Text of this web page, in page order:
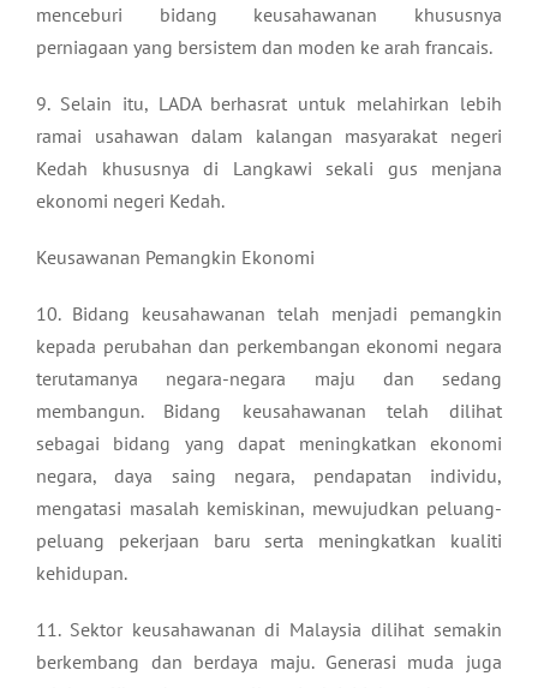
menceburi bidang keusahawanan khususnya
perniagaan yang bersistem dan moden ke arah francais.
9. Selain itu, LADA berhasrat untuk melahirkan lebih
ramai usahawan dalam kalangan masyarakat negeri
Kedah khususnya di Langkawi sekali gus menjana
ekonomi negeri Kedah.
Keusawanan Pemangkin Ekonomi
10. Bidang keusahawanan telah menjadi pemangkin
kepada perubahan dan perkembangan ekonomi negara
terutamanya negara-negara maju dan sedang
membangun. Bidang keusahawanan telah dilihat
sebagai bidang yang dapat meningkatkan ekonomi
negara, daya saing negara, pendapatan individu,
mengatasi masalah kemiskinan, mewujudkan peluang-
peluang pekerjaan baru serta meningkatkan kualiti
kehidupan.
11. Sektor keusahawanan di Malaysia dilihat semakin
berkembang dan berdaya maju. Generasi muda juga